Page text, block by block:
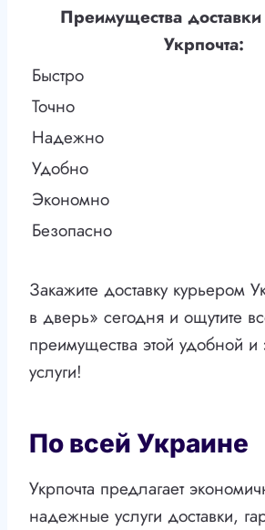
Преимущества
Укрпочта:
Быстро
Точно
Надежно
Удобно
Экономно
Безопасно
Закажите доставку курьером
в дверь» сегодня и ощутите
преимущества этой удобной
услуги!
По всей Украине
Укрпочта предлагает
надежные услуги доставки,